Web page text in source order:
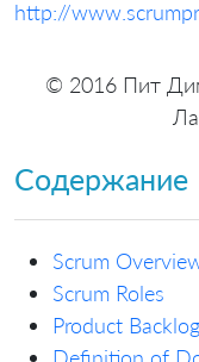
http://
© 2016 Пит
Содержание
Scrum
Scrum Roles
Product Backlog